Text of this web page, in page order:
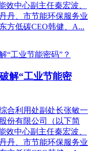
效中心副主任秦宏波、
丹、市节能环保服务业
方低碳CEO韩健、A...
解“工业节能密
合利用处副处长张敏一
份有限公司（以下简
效中心副主任秦宏波、
丹、市节能环保服务业